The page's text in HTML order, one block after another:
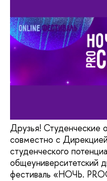
Друзья!
совместно с
студенческого
общеуниверситетский
фестиваль «НОЧЬ.